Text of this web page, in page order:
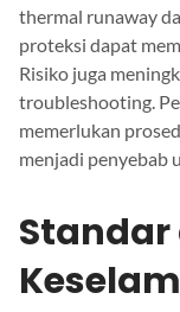
thermal runaway
proteksi dapat
Risiko juga
troubleshooting.
memerlukan
menjadi penyebab
Standar